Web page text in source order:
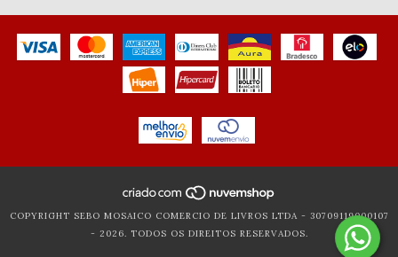
COPYRIGHT SEBO MOSAICO COMERCIO DE LIVROS LTDA - 30709119000107
- 2026. TODOS OS DIREITOS RESERVADOS.